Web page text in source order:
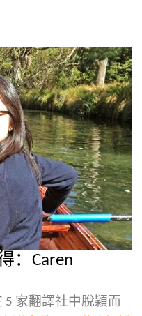
：Caren
5 家翻譯社中脫穎而